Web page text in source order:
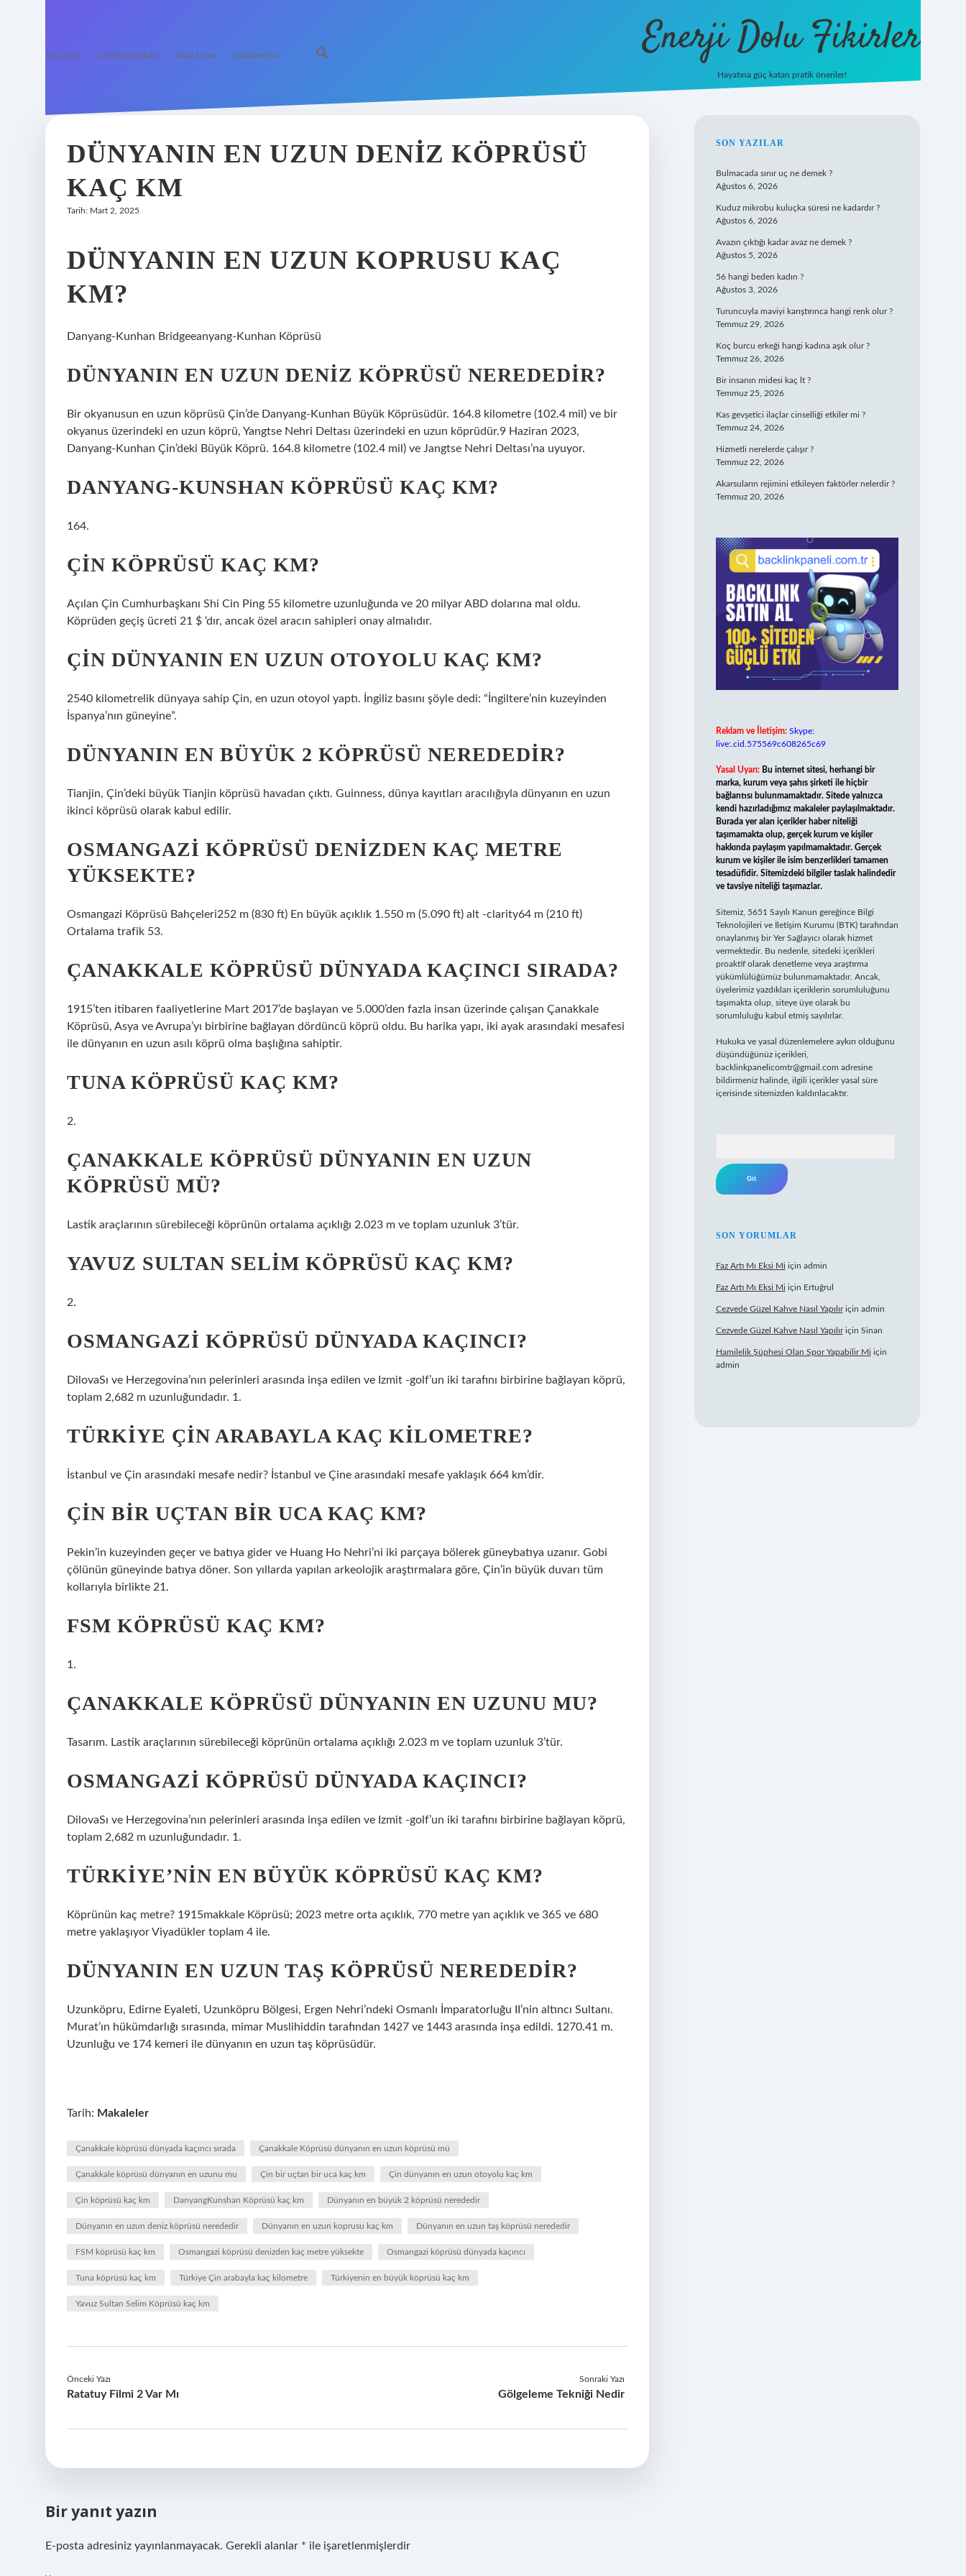
Anasayfa Gizlilik Politikası Yasal Uyarı Hakkımızda Enerji Dolu Fikirler
Hayatına güç katan pratik öneriler!
DÜNYANIN EN UZUN DENIZ KÖPRÜSÜ
KAÇ KM
Tarih: Mart 2, 2025
DÜNYANIN EN UZUN KOPRUSU KAÇ
KM?
Danyang-Kunhan Bridgeeanyang-Kunhan Köprüsü
DÜNYANIN EN UZUN DENIZ KÖPRÜSÜ NEREDEDIR?
Bir okyanusun en uzun köprüsü Çin’de Danyang-Kunhan Büyük Köprüsüdür. 164.8 kilometre (102.4 mil) ve bir
okyanus üzerindeki en uzun köprü, Yangtse Nehri Deltası üzerindeki en uzun köprüdür.9 Haziran 2023,
Danyang-Kunhan Çin’deki Büyük Köprü. 164.8 kilometre (102.4 mil) ve Jangtse Nehri Deltası’na uyuyor.
DANYANG-KUNSHAN KÖPRÜSÜ KAÇ KM?
164.
ÇIN KÖPRÜSÜ KAÇ KM?
Açılan Çin Cumhurbaşkanı Shi Cin Ping 55 kilometre uzunluğunda ve 20 milyar ABD dolarına mal oldu.
Köprüden geçiş ücreti 21 $ ‘dır, ancak özel aracın sahipleri onay almalıdır.
ÇIN DÜNYANIN EN UZUN OTOYOLU KAÇ KM?
2540 kilometrelik dünyaya sahip Çin, en uzun otoyol yaptı. İngiliz basını şöyle dedi: “İngiltere’nin kuzeyinden
İspanya’nın güneyine”.
DÜNYANIN EN BÜYÜK 2 KÖPRÜSÜ NEREDEDIR?
Tianjin, Çin’deki büyük Tianjin köprüsü havadan çıktı. Guinness, dünya kayıtları aracılığıyla dünyanın en uzun
ikinci köprüsü olarak kabul edilir.
OSMANGAZI KÖPRÜSÜ DENIZDEN KAÇ METRE
YÜKSEKTE?
Osmangazi Köprüsü Bahçeleri252 m (830 ft) En büyük açıklık 1.550 m (5.090 ft) alt -clarity64 m (210 ft)
Ortalama trafik 53.
ÇANAKKALE KÖPRÜSÜ DÜNYADA KAÇINCI SIRADA?
1915’ten itibaren faaliyetlerine Mart 2017’de başlayan ve 5.000’den fazla insan üzerinde çalışan Çanakkale
Köprüsü, Asya ve Avrupa’yı birbirine bağlayan dördüncü köprü oldu. Bu harika yapı, iki ayak arasındaki mesafesi
ile dünyanın en uzun asılı köprü olma başlığına sahiptir.
TUNA KÖPRÜSÜ KAÇ KM?
2.
ÇANAKKALE KÖPRÜSÜ DÜNYANIN EN UZUN
KÖPRÜSÜ MÜ?
Lastik araçlarının sürebileceği köprünün ortalama açıklığı 2.023 m ve toplam uzunluk 3’tür.
YAVUZ SULTAN SELIM KÖPRÜSÜ KAÇ KM?
2.
OSMANGAZI KÖPRÜSÜ DÜNYADA KAÇINCI?
DilovaSı ve Herzegovina’nın pelerinleri arasında inşa edilen ve Izmit -golf’un iki tarafını birbirine bağlayan köprü,
toplam 2,682 m uzunluğundadır. 1.
TÜRKIYE ÇIN ARABAYLA KAÇ KILOMETRE?
İstanbul ve Çin arasındaki mesafe nedir? İstanbul ve Çine arasındaki mesafe yaklaşık 664 km’dir.
ÇIN BIR UÇTAN BIR UCA KAÇ KM?
Pekin’in kuzeyinden geçer ve batıya gider ve Huang Ho Nehri’ni iki parçaya bölerek güneybatıya uzanır. Gobi
çölünün güneyinde batıya döner. Son yıllarda yapılan arkeolojik araştırmalara göre, Çin’in büyük duvarı tüm
kollarıyla birlikte 21.
FSM KÖPRÜSÜ KAÇ KM?
1.
ÇANAKKALE KÖPRÜSÜ DÜNYANIN EN UZUNU MU?
Tasarım. Lastik araçlarının sürebileceği köprünün ortalama açıklığı 2.023 m ve toplam uzunluk 3’tür.
OSMANGAZI KÖPRÜSÜ DÜNYADA KAÇINCI?
DilovaSı ve Herzegovina’nın pelerinleri arasında inşa edilen ve Izmit -golf’un iki tarafını birbirine bağlayan köprü,
toplam 2,682 m uzunluğundadır. 1.
TÜRKIYE’NIN EN BÜYÜK KÖPRÜSÜ KAÇ KM?
Köprünün kaç metre? 1915makkale Köprüsü; 2023 metre orta açıklık, 770 metre yan açıklık ve 365 ve 680
metre yaklaşıyor Viyadükler toplam 4 ile.
DÜNYANIN EN UZUN TAŞ KÖPRÜSÜ NEREDEDIR?
Uzunköpru, Edirne Eyaleti, Uzunköpru Bölgesi, Ergen Nehri’ndeki Osmanlı İmparatorluğu II’nin altıncı Sultanı.
Murat’ın hükümdarlığı sırasında, mimar Muslihiddin tarafından 1427 ve 1443 arasında inşa edildi. 1270.41 m.
Uzunluğu ve 174 kemeri ile dünyanın en uzun taş köprüsüdür.
Tarih: Makaleler
Çanakkale köprüsü dünyada kaçıncı sırada Çanakkale Köprüsü dünyanın en uzun köprüsü mü
Çanakkale köprüsü dünyanın en uzunu mu Çin bir uçtan bir uca kaç km Çin dünyanın en uzun otoyolu kaç km
Çin köprüsü kaç km DanyangKunshan Köprüsü kaç km Dünyanın en büyük 2 köprüsü nerededir
Dünyanın en uzun deniz köprüsü nerededir Dünyanın en uzun koprusu kaç km Dünyanın en uzun taş köprüsü nerededir
FSM köprüsü kaç km Osmangazi köprüsü denizden kaç metre yüksekte Osmangazi köprüsü dünyada kaçıncı
Tuna köprüsü kaç km Türkiye Çin arabayla kaç kilometre Türkiyenin en büyük köprüsü kaç km
Yavuz Sultan Selim Köprüsü kaç km
Önceki Yazı
Ratatuy Filmi 2 Var Mı
Sonraki Yazı
Gölgeleme Tekniği Nedir
Bir yanıt yazın
E-posta adresiniz yayınlanmayacak. Gerekli alanlar * ile işaretlenmişlerdir
SIDEBAR
SON YAZILAR
Bulmacada sınır uç ne demek ?
Ağustos 6, 2026
Kuduz mikrobu kuluçka süresi ne kadardır ?
Ağustos 6, 2026
Avazın çıktığı kadar avaz ne demek ?
Ağustos 5, 2026
56 hangi beden kadın ?
Ağustos 3, 2026
Turuncuyla maviyi karıştırınca hangi renk olur ?
Temmuz 29, 2026
Koç burcu erkeği hangi kadına aşık olur ?
Temmuz 26, 2026
Bir insanın midesi kaç lt ?
Temmuz 25, 2026
Kas gevşetici ilaçlar cinselliği etkiler mi ?
Temmuz 24, 2026
Hizmetli nerelerde çalışır ?
Temmuz 22, 2026
Akarsuların rejimini etkileyen faktörler nelerdir ?
Temmuz 20, 2026
Reklam ve İletişim: Skype:
live:.cid.575569c608265c69
Yasal Uyarı: Bu internet sitesi, herhangi bir
marka, kurum veya şahıs şirketi ile hiçbir
bağlantısı bulunmamaktadır. Sitede yalnızca
kendi hazırladığımız makaleler paylaşılmaktadır.
Burada yer alan içerikler haber niteliği
taşımamakta olup, gerçek kurum ve kişiler
hakkında paylaşım yapılmamaktadır. Gerçek
kurum ve kişiler ile isim benzerlikleri tamamen
tesadüfidir. Sitemizdeki bilgiler taslak halindedir
ve tavsiye niteliği taşımazlar.
Sitemiz, 5651 Sayılı Kanun gereğince Bilgi
Teknolojileri ve İletişim Kurumu (BTK) tarafından
onaylanmış bir Yer Sağlayıcı olarak hizmet
vermektedir. Bu nedenle, sitedeki içerikleri
proaktif olarak denetleme veya araştırma
yükümlülüğümüz bulunmamaktadır. Ancak,
üyelerimiz yazdıkları içeriklerin sorumluluğunu
taşımakta olup, siteye üye olarak bu
sorumluluğu kabul etmiş sayılırlar.
Hukuka ve yasal düzenlemelere aykırı olduğunu
düşündüğünüz içerikleri,
backlinkpanelicomtr@gmail.com adresine
bildirmeniz halinde, ilgili içerikler yasal süre
içerisinde sitemizden kaldırılacaktır.
SON YORUMLAR
Faz Artı Mı Eksi Mi için admin
Faz Artı Mı Eksi Mi için Ertuğrul
Cezvede Güzel Kahve Nasıl Yapılıriçin admin
Cezvede Güzel Kahve Nasıl Yapılıriçin Sinan
Hamilelik Şüphesi Olan Spor Yapabilir Mi için
admin